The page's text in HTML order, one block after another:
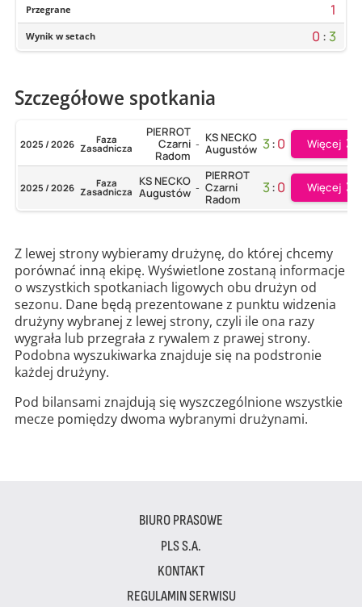
Przegrane 1
Wynik w setach 0 : 3
Szczegółowe spotkania
2025 / 2026 Faza
Zasadnicza
PIERROT
Czarni
Radom
- KS NECKO
Augustów 3:0 Więcej
2025 / 2026 Faza
Zasadnicza
KS NECKO
Augustów -
PIERROT
Czarni
Radom
3:0 Więcej
Z lewej strony wybieramy drużynę, do której chcemy
porównać inną ekipę. Wyświetlone zostaną informacje
o wszystkich spotkaniach ligowych obu drużyn od
sezonu. Dane będą prezentowane z punktu widzenia
drużyny wybranej z lewej strony, czyli ile ona razy
wygrała lub przegrała z rywalem z prawej strony.
Podobna wyszukiwarka znajduje się na podstronie
każdej drużyny.
Pod bilansami znajdują się wyszczególnione wszystkie
mecze pomiędzy dwoma wybranymi drużynami.
BIURO PRASOWE
PLS S.A.
KONTAKT
REGULAMIN SERWISU